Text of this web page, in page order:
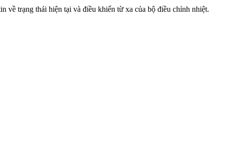
trạng thái hiện tại và điều khiển từ xa của bộ điều chỉnh nhiệt.